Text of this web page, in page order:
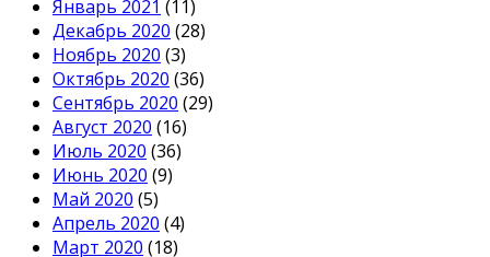
Январь 2021 (11)
Декабрь 2020 (28)
Ноябрь 2020 (3)
Октябрь 2020 (36)
Сентябрь 2020 (29)
Август 2020 (16)
Июль 2020 (36)
Июнь 2020 (9)
Май 2020 (5)
Апрель 2020 (4)
Март 2020 (18)